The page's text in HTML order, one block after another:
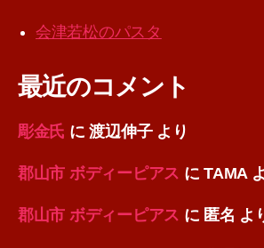
会津若松のパスタ
最近のコメント
彫金氏 に渡辺伸子より
郡山市 ボディーピアス にTAMA
郡山市 ボディーピアス に 匿名 よ